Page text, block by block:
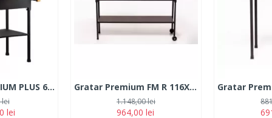
Gratar FM PREMIUM PLUS 67x40cm
lei
lei
Gratar Premium FM R 116X30
964,00 lei
1.148,00 lei